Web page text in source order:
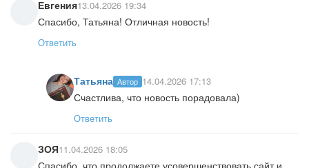
Евгения13.04.2026 19:34
Спасибо, Татьяна! Отличная новость!
Ответить
Татьяна Автор 14.04.2026 17:13
Счастлива, что новость порадовала)
Ответить
ЗОЯ11.04.2026 18:05
Спасибо, что продолжаете усовершенствовать сайт и